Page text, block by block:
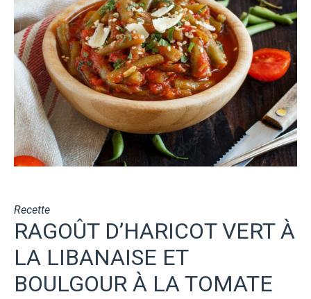
Recette
RAGOÛT D’HARICOT VERT À
LA LIBANAISE ET
BOULGOUR À LA TOMATE